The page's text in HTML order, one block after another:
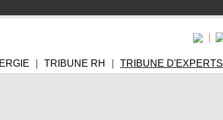
TRIBUNE RH TRIBUNE D'EXPERTS